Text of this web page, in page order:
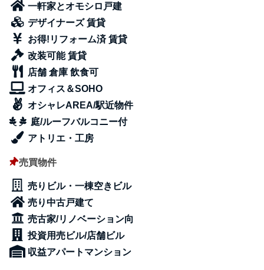
一軒家とオモシロ戸建
デザイナーズ 賃貸
お得!リフォーム済 賃貸
改装可能 賃貸
店舗 倉庫 飲食可
オフィス＆SOHO
オシャレAREA/駅近物件
庭/ルーフバルコニー付
アトリエ・工房
売買物件
売りビル・一棟空きビル
売り中古戸建て
売古家/リノベーション向
投資用売ビル/店舗ビル
収益アパートマンション